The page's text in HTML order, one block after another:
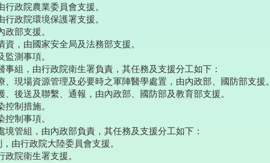
政院農業委員會支援。
政院環境保護署支援。
政部支援。
資，由國家安全局及法務部支援。
測事項。
，由行政院衛生署負責，其任務及支援分工如下：
、現場資源管理及必要時之軍陣醫學處置，由內政部、國防部支援。
、後送及聯繫、通報，由內政部、國防部及教育部支援。
制措施。
控制事項。
組，由內政部負責，其任務及支援分工如下：
由行政院大陸委員會支援。
院衛生署支援。